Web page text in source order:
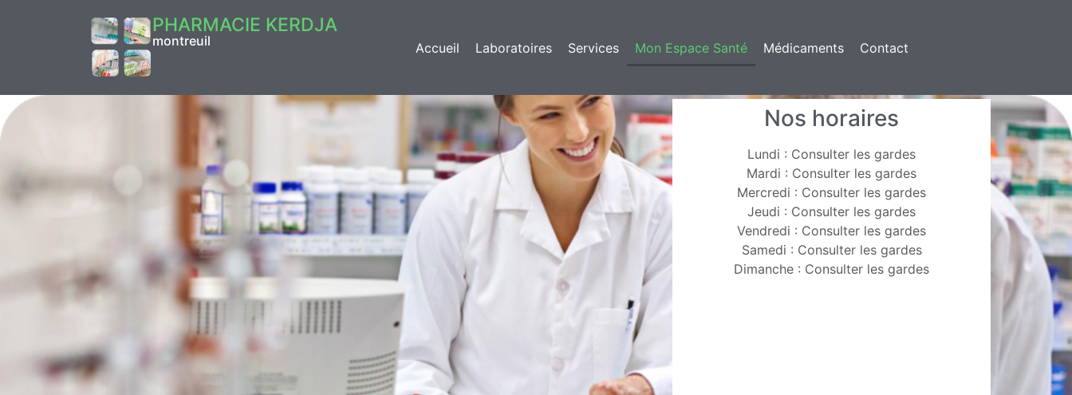
PHARMACIE KERDJA
montreuil Accueil Laboratoires Services Mon Espace Santé Médicaments Contact
Nos horaires
Lundi : Consulter les gardes
Mardi : Consulter les gardes
Mercredi : Consulter les gardes
Jeudi : Consulter les gardes
Vendredi : Consulter les gardes
Samedi : Consulter les gardes
Dimanche : Consulter les gardes